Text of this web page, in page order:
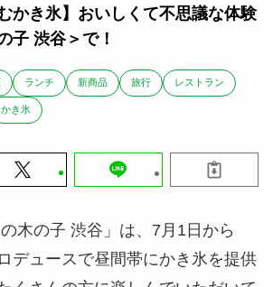
かき氷】おいしくて不思議な体験
子 渋谷＞で！
ランチ 新商品 旅行 レストラン
かき氷
木の子 渋谷」は、7月1日から
デュースで昼間帯にかき氷を提供